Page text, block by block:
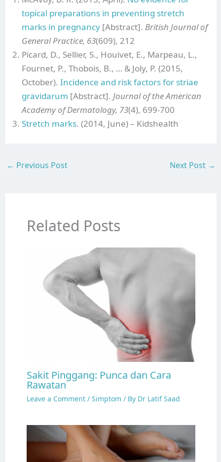
topical preparations in preventing stretch
marks in pregnancy [Abstract].British Journal of
General Practice, 63(609), 212
Picard, D., Sellier, S., Houivet, E., Marpeau, L.,
Fournet, P., Thobois, B., … & Joly, P. (2015,
October).Incidence and risk factors for striae
gravidarum [Abstract]. Journal of the American
Academy of Dermatology, 73(4), 699-700
Stretch marks. (2014, June) – Kidshealth
← Previous Post Next Post →
Related Posts
Sakit Pinggang: Punca dan Cara
Rawatan
Leave a Comment / Simptom / By Dr Latif Saad